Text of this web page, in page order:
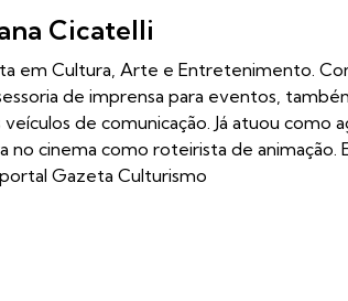
Cicatelli
em Cultura, Arte e Entretenimento.
de imprensa para eventos,
de comunicação. Já atuou como
no cinema como roteirista de animação.
Gazeta Culturismo